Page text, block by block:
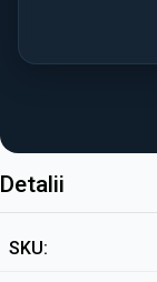
Detalii
SKU